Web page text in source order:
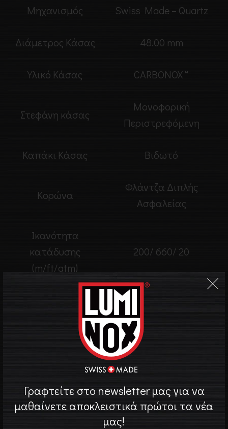
Γραφτείτε στο newsletter μας για να
μαθαίνετε αποκλειστικά πρώτοι τα νέα
μας!
Μηχανισμός Swiss Made – Quartz
Διάμετρος Κάσας 48.00 mm
Υλικό Κάσας CARBONOX™
Στεφάνη κάσας
Μονοφορική
Περιστρεφόμενη
Καπάκι Κάσας Βιδωτό
Κορώνα
Φλάντζα Διπλής
Ασφαλείας
Ικανότητα
κατάδυσης
(m/ft/atm)
200/ 660/ 20
Ζαφείρι – ειδική anti-
reflective επίστρωση
Λουρί / Μπρασελέ Καουτσούκ/
Βάρος 72g